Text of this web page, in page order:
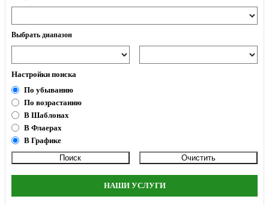
Выбрать диапазон
Настройки поиска
По убыванию
По возрастанию
В Шаблонах
В Флаерах
В Графике
НАШИ УСЛУГИ